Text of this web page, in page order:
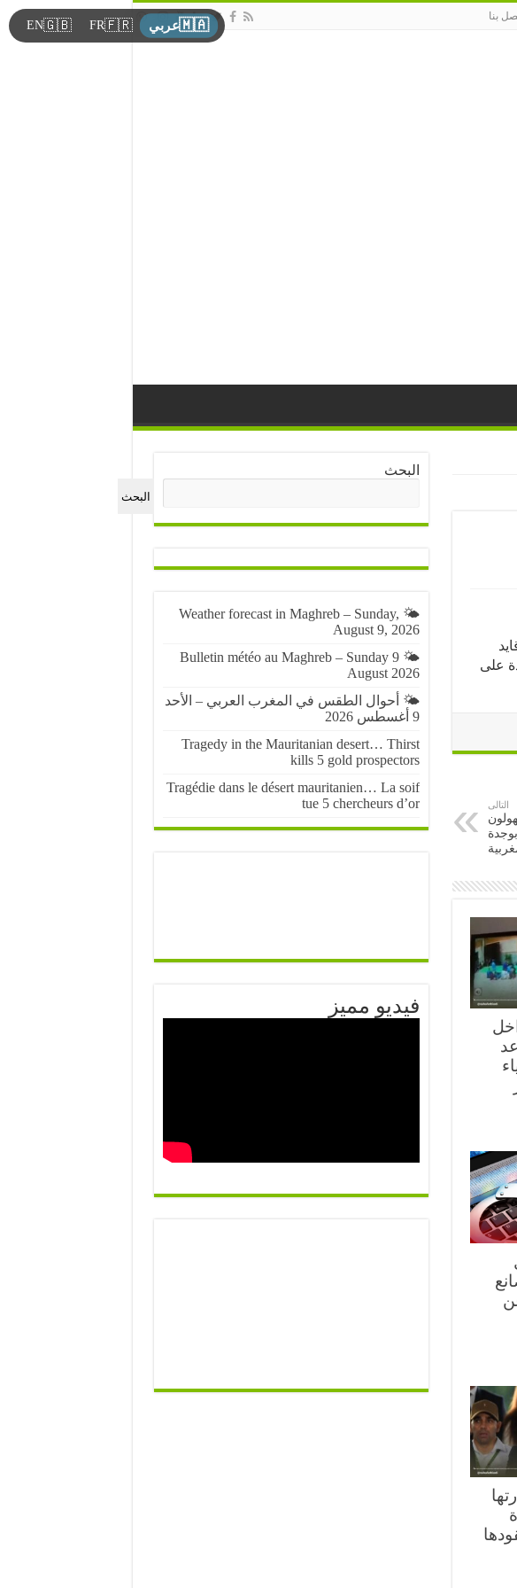
بنا
على
التالى
البحث
البحث
🌤️ Weather forecast in Maghreb – Sunday,
August 9, 2026
🌤️ Bulletin météo au Maghreb – Sunday 9
August 2026
🌤️ أحوال الطقس في المغرب العربي – الأحد
9 أغسطس 2026
Tragedy in the Mauritanian desert… Thirst
kills 5 gold prospectors
Tragédie dans le désert mauritanien… La soif
tue 5 chercheurs d’or
فيديو مميز
🇲🇦عربي 🇫🇷
FR
🇬🇧
EN